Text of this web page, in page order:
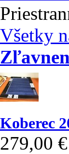
Všetky
Koberec
279,00 €